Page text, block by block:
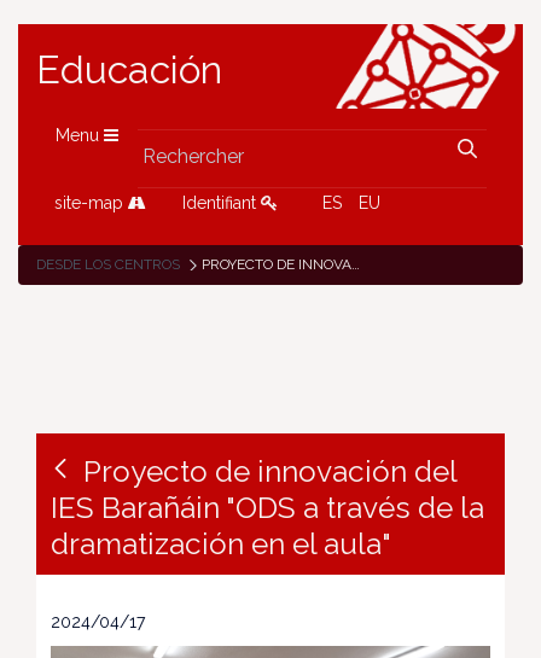
Educación
Menu
site-map Identifiant ES EU
DESDE LOS CENTROS PROYECTO DE INNOVACIÓN DEL IES BARAÑÁIN "ODS A TRAVÉS DE LA DRAMATIZACIÓN EN EL AULA"
Proyecto de innovación del
IES Barañáin "ODS a través de la
dramatización en el aula"
2024/04/17